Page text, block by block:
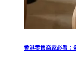
香港零售商家必看：